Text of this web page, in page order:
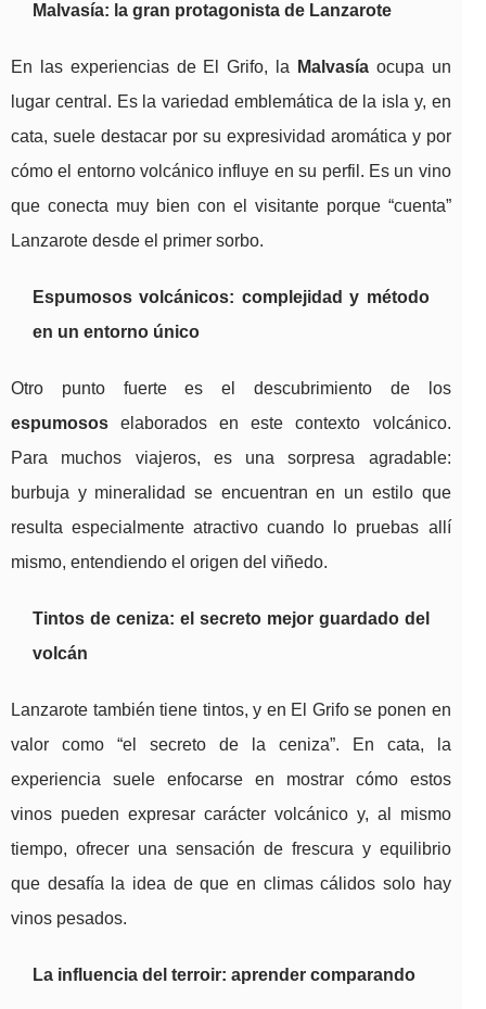
Malvasía: la gran protagonista de Lanzarote
En las experiencias de El Grifo, la Malvasíaocupa un
lugar central. Es la variedad emblemática de la isla y, en
cata, suele destacar por su expresividad aromática y por
cómo el entorno volcánico influye en su perfil. Es un vino
que conecta muy bien con el visitante porque “cuenta”
Lanzarote desde el primer sorbo.
Espumosos volcánicos: complejidad y método
en un entorno único
Otro punto fuerte es el descubrimiento de los
espumosos elaborados en este contexto volcánico.
Para muchos viajeros, es una sorpresa agradable:
burbuja y mineralidad se encuentran en un estilo que
resulta especialmente atractivo cuando lo pruebas allí
mismo, entendiendo el origen del viñedo.
Tintos de ceniza: el secreto mejor guardado del
volcán
Lanzarote también tiene tintos, y en El Grifo se ponen en
valor como “el secreto de la ceniza”. En cata, la
experiencia suele enfocarse en mostrar cómo estos
vinos pueden expresar carácter volcánico y, al mismo
tiempo, ofrecer una sensación de frescura y equilibrio
que desafía la idea de que en climas cálidos solo hay
vinos pesados.
La influencia del terroir: aprender comparando